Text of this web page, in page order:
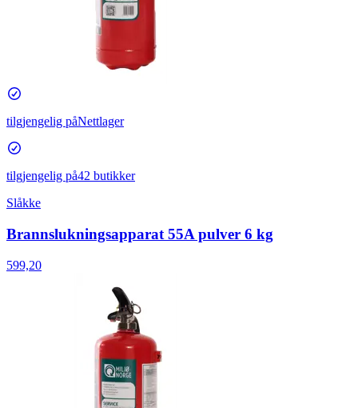
tilgjengelig påNettlager
tilgjengelig på42 butikker
Slåkke
Brannslukningsapparat 55A pulver 6 kg
599,20